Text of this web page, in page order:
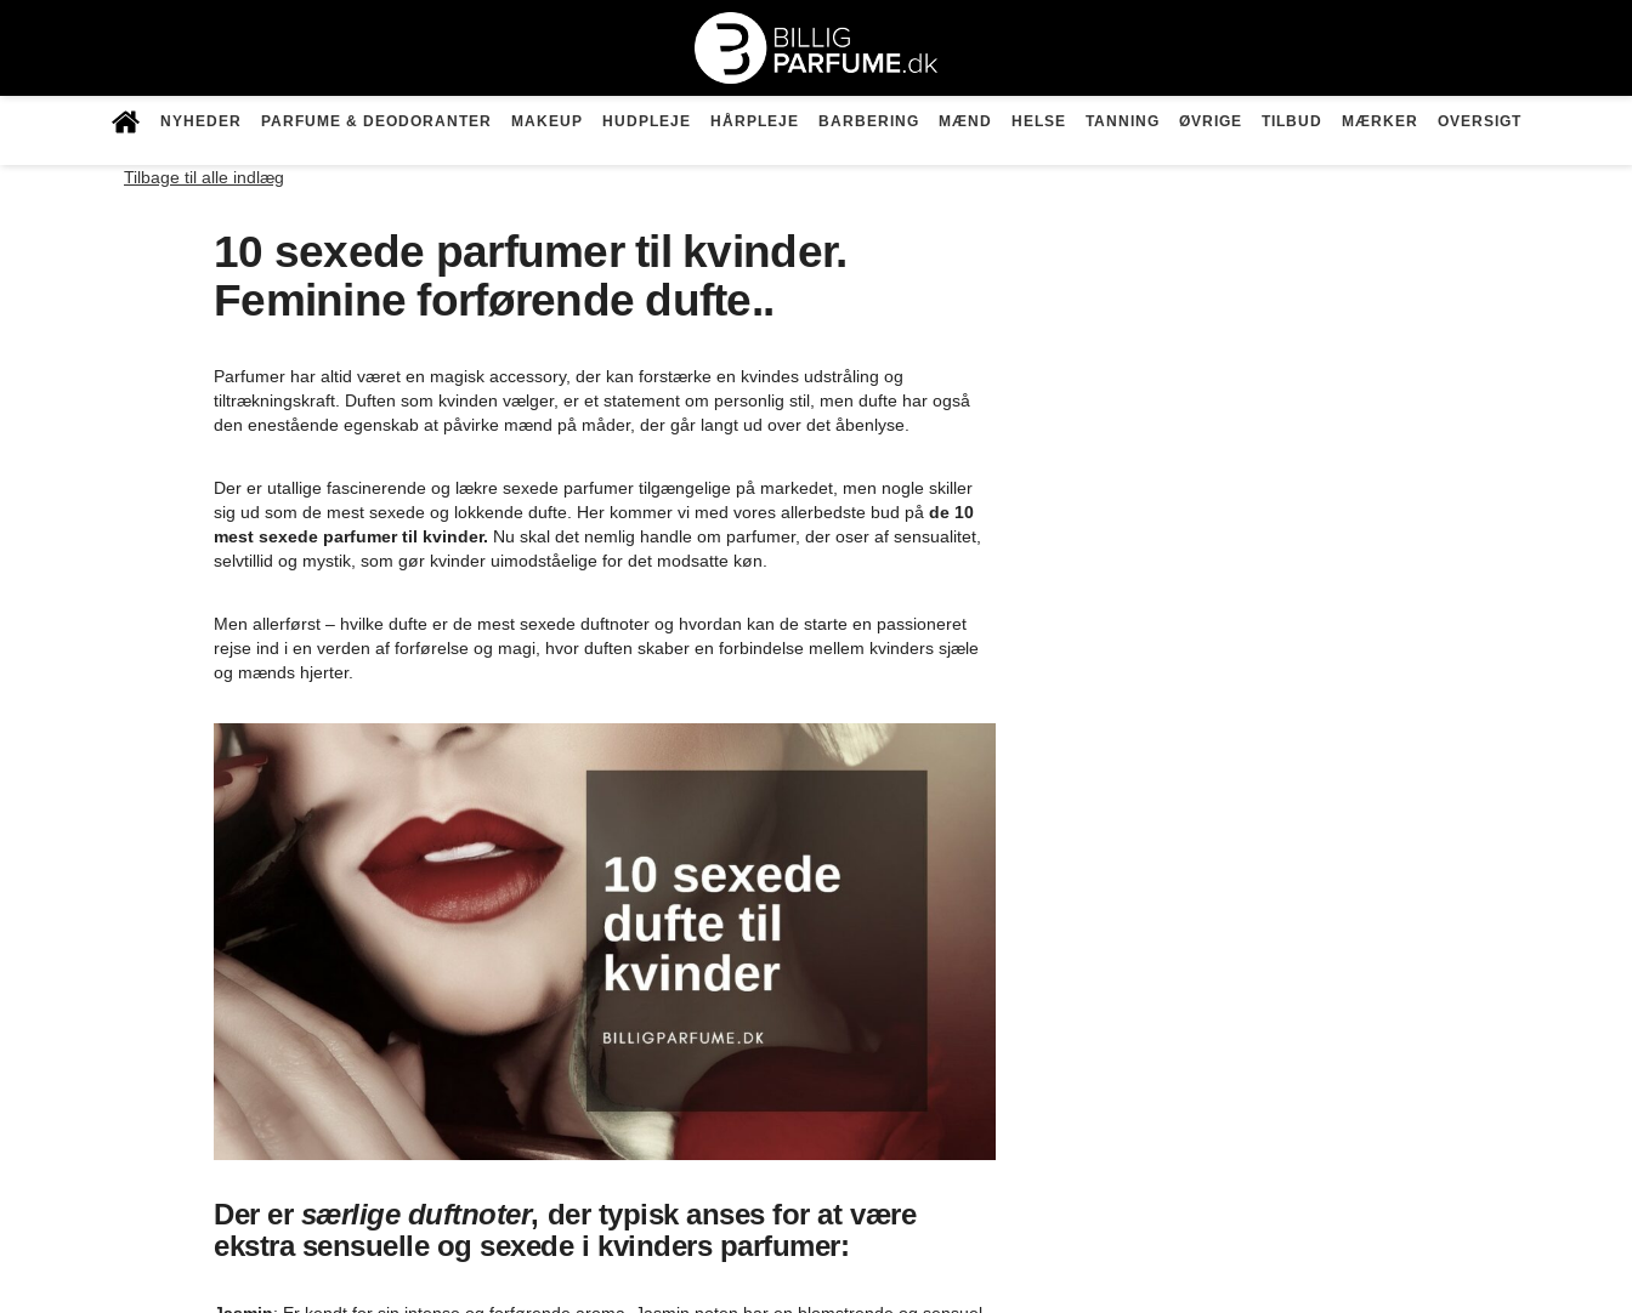
NYHEDER PARFUME & DEODORANTER MAKEUP HUDPLEJE HÅRPLEJE BARBERING MÆND HELSE TANNING ØVRIGE TILBUD MÆRKER OVERSIGT
Tilbage til alle indlæg
10 sexede parfumer til kvinder.
Feminine forførende dufte..
Parfumer har altid været en magisk accessory, der kan forstærke en kvindes udstråling og
tiltrækningskraft. Duften som kvinden vælger, er et statement om personlig stil, men dufte har også
den enestående egenskab at påvirke mænd på måder, der går langt ud over det åbenlyse.
Der er utallige fascinerende og lækre sexede parfumer tilgængelige på markedet, men nogle skiller
sig ud som de mest sexede og lokkende dufte. Her kommer vi med vores allerbedste bud på de 10
mest sexede parfumer til kvinder. Nu skal det nemlig handle om parfumer, der oser af sensualitet,
selvtillid og mystik, som gør kvinder uimodståelige for det modsatte køn.
Men allerførst – hvilke dufte er de mest sexede duftnoter og hvordan kan de starte en passioneret
rejse ind i en verden af forførelse og magi, hvor duften skaber en forbindelse mellem kvinders sjæle
og mænds hjerter.
Der er særlige duftnoter, der typisk anses for at være
ekstra sensuelle og sexede i kvinders parfumer: